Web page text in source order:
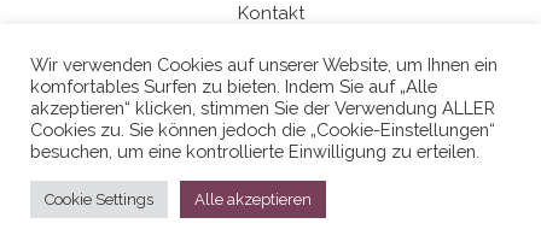
Kontakt
Datenschutzerklaerung
Stolz präsentiert vonWordPress
Wir verwenden Cookies auf unserer Website, um Ihnen ein
komfortables Surfen zu bieten. Indem Sie auf „Alle
akzeptieren“ klicken, stimmen Sie der Verwendung ALLER
Cookies zu. Sie können jedoch die „Cookie-Einstellungen“
besuchen, um eine kontrollierte Einwilligung zu erteilen.
Cookie Settings Alle akzeptieren